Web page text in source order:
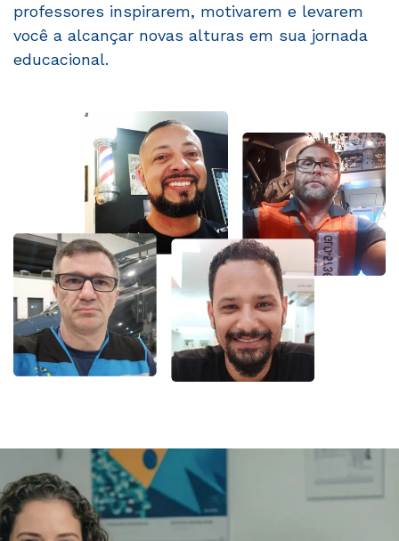
professores inspirarem, motivarem e levarem
você a alcançar novas alturas em sua jornada
educacional.